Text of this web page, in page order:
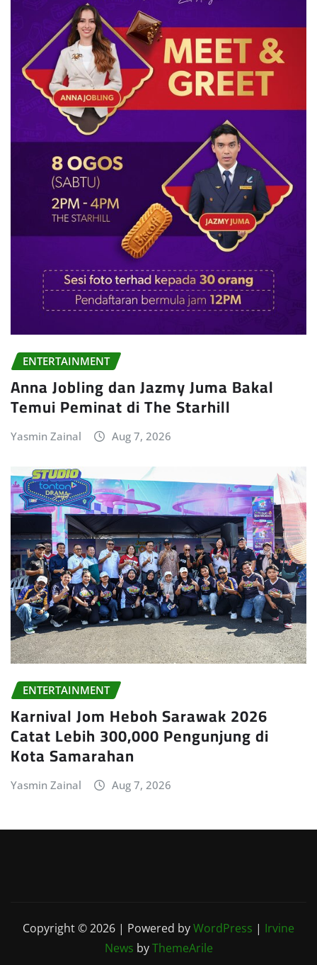
ENTERTAINMENT
Anna Jobling dan Jazmy Juma Bakal
Temui Peminat di The Starhill
Yasmin Zainal Aug 7, 2026
ENTERTAINMENT
Karnival Jom Heboh Sarawak 2026
Catat Lebih 300,000 Pengunjung di
Kota Samarahan
Yasmin Zainal Aug 7, 2026
Copyright © 2026 | Powered byWordPress | Irvine
News byThemeArile